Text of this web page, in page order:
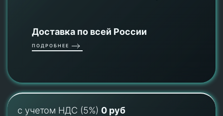
Доставка по всей России
ПОДРОБНЕЕ
с учетом НДС (5%) 0 руб